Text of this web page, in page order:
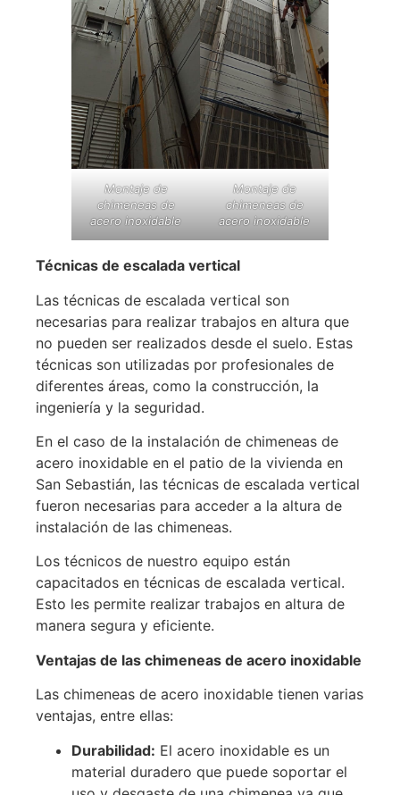
Montaje de
chimeneas de
acero inoxidable
Montaje de
chimeneas de
acero inoxidable
Técnicas de escalada vertical
Las técnicas de escalada vertical son
necesarias para realizar trabajos en altura que
no pueden ser realizados desde el suelo. Estas
técnicas son utilizadas por profesionales de
diferentes áreas, como la construcción, la
ingeniería y la seguridad.
En el caso de la instalación de chimeneas de
acero inoxidable en el patio de la vivienda en
San Sebastián, las técnicas de escalada vertical
fueron necesarias para acceder a la altura de
instalación de las chimeneas.
Los técnicos de nuestro equipo están
capacitados en técnicas de escalada vertical.
Esto les permite realizar trabajos en altura de
manera segura y eficiente.
Ventajas de las chimeneas de acero inoxidable
Las chimeneas de acero inoxidable tienen varias
ventajas, entre ellas:
Durabilidad: El acero inoxidable es un
material duradero que puede soportar el